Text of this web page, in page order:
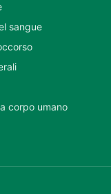
sangue
corpo umano